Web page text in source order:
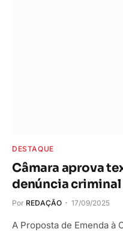
DESTAQUE
Câmara aprova
denúncia
Por REDAÇÃO 17/09/2025
A Proposta de Emenda à